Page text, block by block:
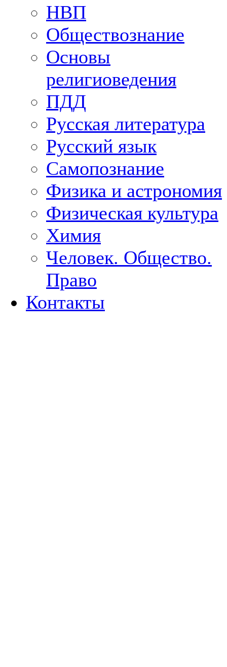
НВП
Обществознание
Основы
религиоведения
ПДД
Русская литература
Русский язык
Самопознание
Физика и астрономия
Физическая культура
Химия
Человек. Общество.
Право
Контакты